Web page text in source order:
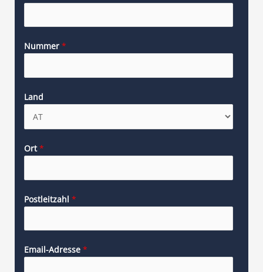
Nummer *
Land
Ort*
Postleitzahl *
Email-Adresse *